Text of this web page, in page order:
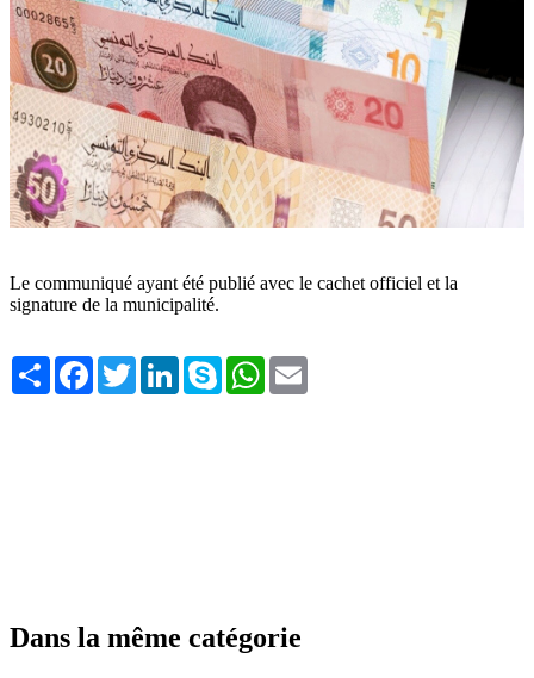
Le communiqué ayant été publié avec le cachet officiel et la
signature de la municipalité.
Share FacebookTwitterLinkedInSkype WhatsApp
Dans la même catégorie